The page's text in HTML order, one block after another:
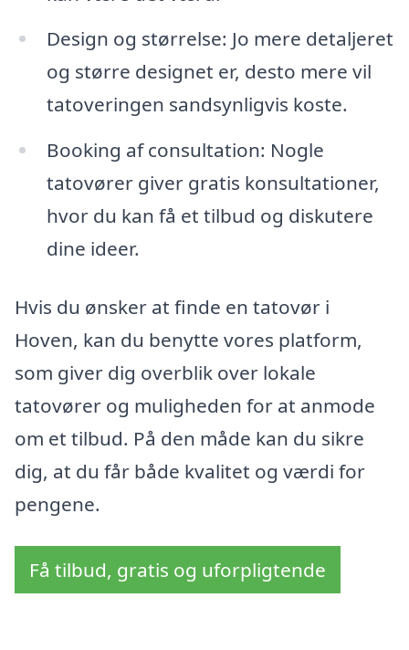
Design og størrelse: Jo mere detaljeret
og større designet er, desto mere vil
tatoveringen sandsynligvis koste.
Booking af consultation: Nogle
tatovører giver gratis konsultationer,
hvor du kan få et tilbud og diskutere
dine ideer.
Hvis du ønsker at finde en tatovør i
Hoven, kan du benytte vores platform,
som giver dig overblik over lokale
tatovører og muligheden for at anmode
om et tilbud. På den måde kan du sikre
dig, at du får både kvalitet og værdi for
pengene.
Få tilbud, gratis og uforpligtende